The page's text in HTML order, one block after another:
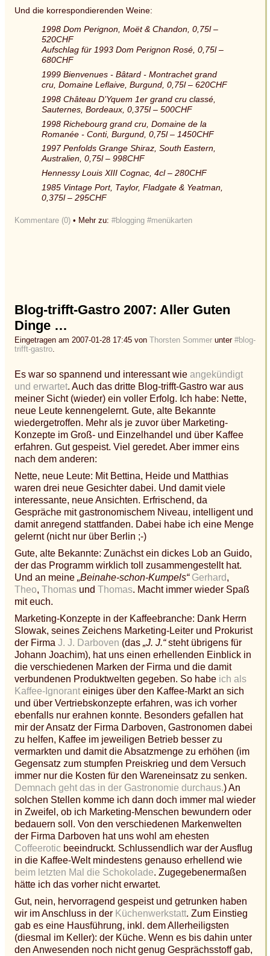
Und die korrespondierenden Weine:
1998 Dom Perignon, Moët & Chandon, 0,75l –
520CHF
Aufschlag für 1993 Dom Perignon Rosé, 0,75l –
680CHF
1999 Bienvenues - Bâtard - Montrachet grand
cru, Domaine Leflaive, Burgund, 0,75l – 620CHF
1998 Château D’Yquem 1er grand cru classé,
Sauternes, Bordeaux, 0,375l – 500CHF
1998 Richebourg grand cru, Domaine de la
Romanée - Conti, Burgund, 0,75l – 1450CHF
1997 Penfolds Grange Shiraz, South Eastern,
Australien, 0,75l – 998CHF
Hennessy Louis XIII Cognac, 4cl – 280CHF
1985 Vintage Port, Taylor, Fladgate & Yeatman,
0,375l – 295CHF
Kommentare (0) • Mehr zu: #blogging #menükarten
Blog-trifft-Gastro 2007: Aller Guten
Dinge …
Eingetragen am 2007-01-28 17:45 von Thorsten Sommer unter #blog-
trifft-gastro
Es war so spannend und interessant wie angekündigt
und erwartet. Auch das dritte Blog-trifft-Gastro war aus
meiner Sicht (wieder) ein voller Erfolg. Ich habe: Nette,
neue Leute kennengelernt. Gute, alte Bekannte
wiedergetroffen. Mehr als je zuvor über Marketing-
Konzepte im Groß- und Einzelhandel und über Kaffee
erfahren. Gut gespeist. Viel geredet. Aber immer eins
nach dem anderen:
Nette, neue Leute: Mit Bettina, Heide und Matthias
waren drei neue Gesichter dabei. Und damit viele
interessante, neue Ansichten. Erfrischend, da
Gespräche mit gastronomischem Niveau, intelligent und
damit anregend stattfanden. Dabei habe ich eine Menge
gelernt (nicht nur über Berlin ;-)
Gute, alte Bekannte: Zunächst ein dickes Lob an Guido,
der das Programm wirklich toll zusammengestellt hat.
Und an meine „Beinahe-schon-Kumpels“ Gerhard,
Theo, Thomas und Thomas. Macht immer wieder Spaß
mit euch.
Marketing-Konzepte in der Kaffeebranche: Dank Herrn
Slowak, seines Zeichens Marketing-Leiter und Prokurist
der Firma J. J. Darboven (das „J. J.“steht übrigens für
Johann Joachim), hat uns einen erhellenden Einblick in
die verschiedenen Marken der Firma und die damit
verbundenen Produktwelten gegeben. So habe ich als
Kaffee-Ignoranteiniges über den Kaffee-Markt an sich
und über Vertriebskonzepte erfahren, was ich vorher
ebenfalls nur erahnen konnte. Besonders gefallen hat
mir der Ansatz der Firma Darboven, Gastronomen dabei
zu helfen, Kaffee im jeweiligen Betrieb besser zu
vermarkten und damit die Absatzmenge zu erhöhen (im
Gegensatz zum stumpfen Preiskrieg und dem Versuch
immer nur die Kosten für den Wareneinsatz zu senken.
Demnach geht das in der Gastronomie durchaus.) An
solchen Stellen komme ich dann doch immer mal wieder
in Zweifel, ob ich Marketing-Menschen bewundern oder
bedauern soll. Von den verschiedenen Markenwelten
der Firma Darboven hat uns wohl am ehesten
Coffeerotic beeindruckt. Schlussendlich war der Ausflug
in die Kaffee-Welt mindestens genauso erhellend wie
beim letzten Mal die Schokolade. Zugegebenermaßen
hätte ich das vorher nicht erwartet.
Gut, nein, hervorragend gespeist und getrunken haben
wir im Anschluss in der Küchenwerkstatt. Zum Einstieg
gab es eine Hausführung, inkl. dem Allerheiligsten
(diesmal im Keller): der Küche. Wenn es bis dahin unter
den Anwesenden noch nicht genug Gesprächsstoff gab,